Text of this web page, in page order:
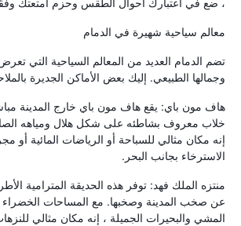
، ضع في اعتبارك أحوال الطقس وحزم أمتعتك
معالم سياحية شهيرة في الدمام
تضم الدمام العديد من المعالم السياحية التي
وجمالها الطبيعي. إليك بعض الأماكن الجديرة
هاف مون باي: يقع هاف مون باي خارج المدينة
خلاب معروف بشاطئه على شكل هلال ومياهه
إنه مكان مثالي للسباحة أو الرياضات المائية أو
الاسترخاء بجانب البحر.
منتزه الملك فهد: توفر هذه الحديقة المترامية
عن صخب المدينة وصخبها. مع المساحات الخضراء
المشي والبحيرات الجميلة ، إنه مكان مثالي